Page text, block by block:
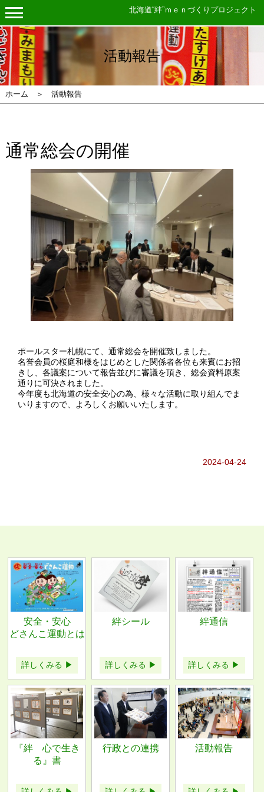
北海道“絆”ｍｅｎづくりプロジェクト
活動報告
ホーム ＞ 活動報告
通常総会の開催
ポールスター札幌にて、通常総会を開催致しました。
名誉会員の桜庭和様をはじめとした関係者各位も来賓にお招
きし、各議案について報告並びに審議を頂き、総会資料原案
通りに可決されました。
今年度も北海道の安全安心の為、様々な活動に取り組んでま
いりますので、よろしくお願いいたします。
2024-04-24
安全・安心
どさんこ運動とは
詳しくみる ▶
絆シール
詳しくみる ▶
絆通信
詳しくみる ▶
『絆 心で生き
る』書
行政との連携 活動報告